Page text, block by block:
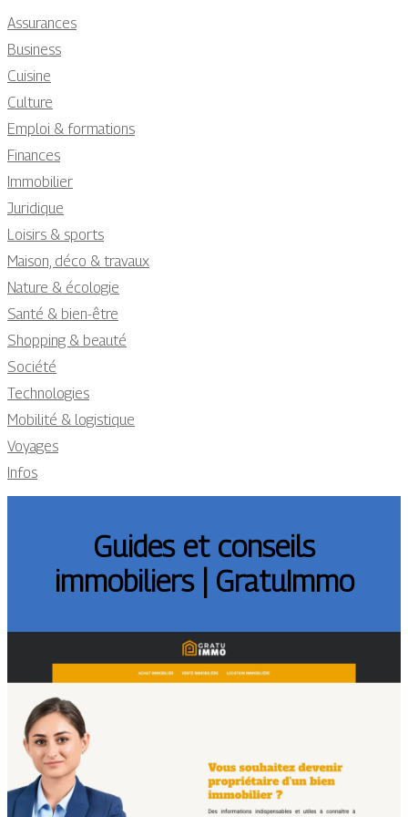
Assurances
Business
Cuisine
Culture
Emploi & formations
Finances
Immobilier
Juridique
Loisirs & sports
Maison, déco & travaux
Nature & écologie
Santé & bien-être
Shopping & beauté
Société
Technologies
Mobilité & logistique
Voyages
Infos
Guides et conseils
immobiliers | GratuImmo